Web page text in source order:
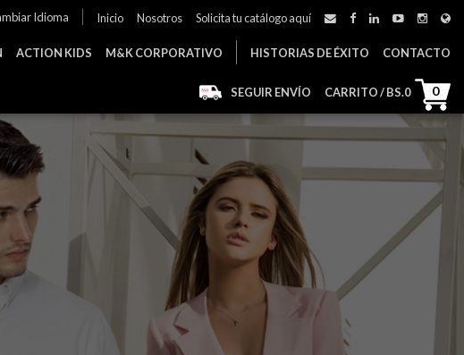
Idioma Inicio Nosotros Solicita tu catálogo aquí
ACTION KIDS M&K CORPORATIVO HISTORIAS DE ÉXITO CONTACTO
SEGUIR ENVÍO CARRITO / BS.0 0